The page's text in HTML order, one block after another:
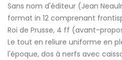
Sans nom d'éditeur (Jean
format in 12 comprenant
Roi de Prusse, 4 ff (avant-
Le tout en reliure uniforme en
l'époque, dos à nerfs avec